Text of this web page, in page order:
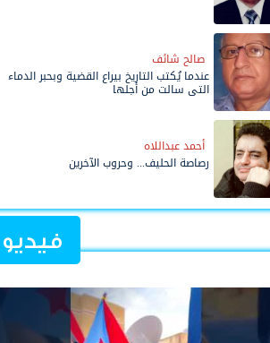
صالح شائف
عندما يُكتب التاريخ بيراع القضية وبحبر الدماء
التي سالت من أجلها
أحمد عبداللاه
رصاصة الحليف... وحروب الآخرين
فيديو